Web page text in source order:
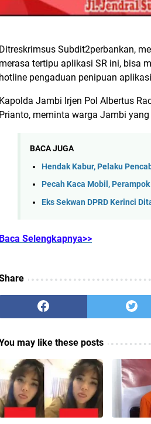
Ditreskrimsus Subdit2perbankan,
merasa tertipu aplikasi SR ini, bisa
hotline pengaduan penipuan
Kapolda Jambi Irjen Pol Albertus
Prianto, meminta warga Jambi
BACA JUGA
Hendak Kabur, Pelaku
Pecah Kaca Mobil,
Eks Sekwan DPRD Kerinci
Baca Selengkapnya>>
may like these posts